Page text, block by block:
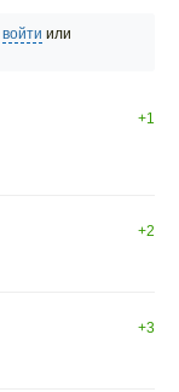
войти или
+1
+2
+3